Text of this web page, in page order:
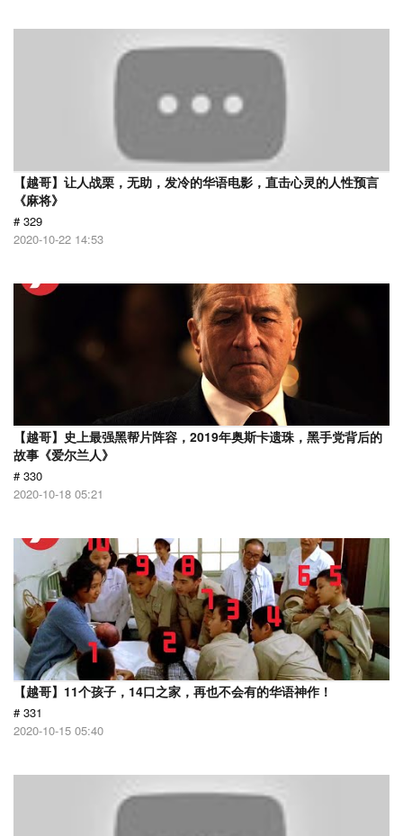
【越哥】让人战栗，无助，发冷的华语电影，直击心灵的人性预言
《麻将》
# 329
2020-10-22 14:53
【越哥】史上最强黑帮片阵容，2019年奥斯卡遗珠，黑手党背后的
故事《爱尔兰人》
# 330
2020-10-18 05:21
【越哥】11个孩子，14口之家，再也不会有的华语神作！
# 331
2020-10-15 05:40